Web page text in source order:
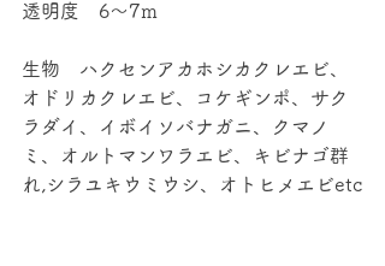
透明度　6～7ｍ
生物　ハクセンアカホシカクレエビ、
オドリカクレエビ、コケギンポ、サク
ラダイ、イボイソバナガニ、クマノ
ミ、オルトマンワラエビ、キビナゴ群
れ,シラユキウミウシ、オトヒメエビetc